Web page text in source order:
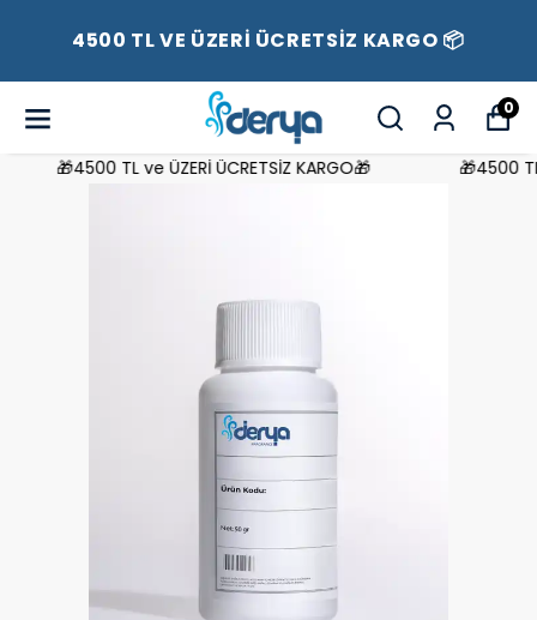
4500 TL VE ÜZERİ ÜCRETSİZ KARGO 📦
0
🎁4500 TL ve ÜZERİ ÜCRETSİZ KARGO🎁 🎁4500 TL